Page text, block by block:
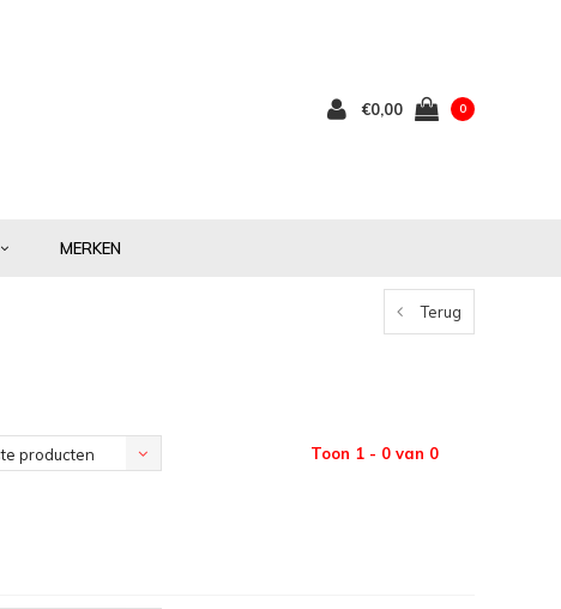
€0,00 0
MERKEN
Terug
producten Toon 1 - 0 van 0